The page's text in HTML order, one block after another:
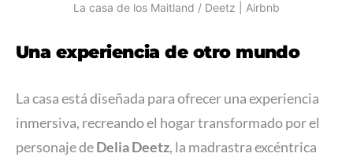
La casa de los Maitland / Deetz | Airbnb
Una experiencia de otro mundo
La casa está diseñada para ofrecer una experiencia
inmersiva, recreando el hogar transformado por el
personaje deDelia Deetz, la madrastra excéntrica